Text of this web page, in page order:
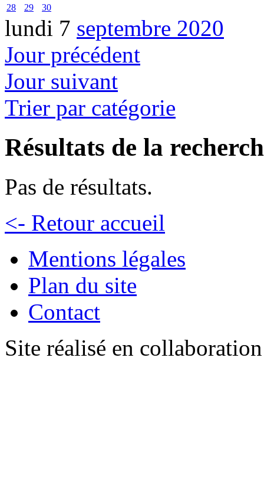
28
29 30
lundi 7 septembre 2020
Jour précédent
Jour suivant
Trier par catégorie
Résultats de la
Pas de résultats.
<- Retour accueil
Mentions légales
Plan du site
Contact
Site réalisé en